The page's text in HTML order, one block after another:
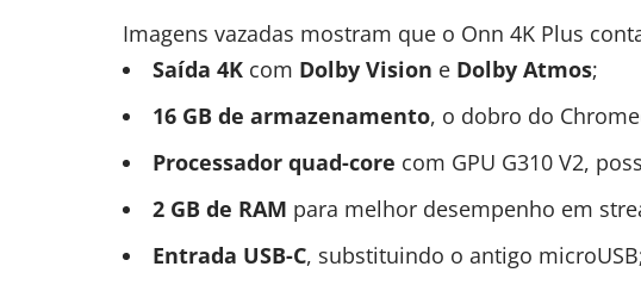
Imagens vazadas mostram que o Onn 4K Plus
Saída 4K com Dolby Vision e Dolby Atmos;
16 GB de armazenamento, o dobro do
Processador quad-core com GPU G310 V2,
2 GB de RAM para melhor desempenho em
Entrada USB-C, substituindo o antigo